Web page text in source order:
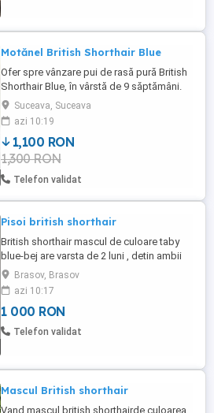
Motănel British Shorthair Blue
Ofer spre vânzare pui de rasă pură British
Shorthair Blue, în vârstă de 9 săptămâni.
Puii sunt extrem de jucăuși, sociabili și au
o blăniță densă, catifelată, de un gri
superb. Sunt crescuți în mediu familial, cu
multă atenție și iubire. Detalii importante: -
Vârstă: 9 săptămâni - Culoare: Blue (Gri) -
...
Suceava, Suceava
azi 10:19
1,100 RON
1,300 RON
Telefon validat
Pisoi british shorthair
British shorthair mascul de culoare taby
blue-bej are varsta de 2 luni , detin ambii
parintiBrasov, Brasov
azi 10:17
1 000 RON
Telefon validat
Mascul British shorthair
Vand mascul british shorthairde culoarea